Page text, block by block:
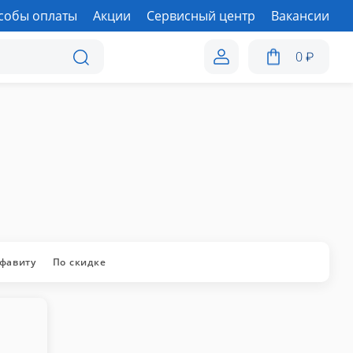
оплаты Акции Сервисный центр Вакансии
0₽
По скидке